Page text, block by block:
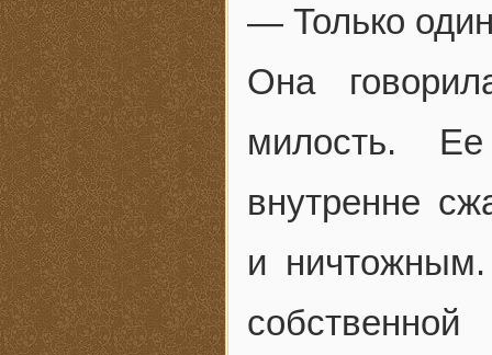
— Только
Она
милость.
внутренне
и